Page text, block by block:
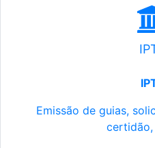
Emissão de guias,
certidão,